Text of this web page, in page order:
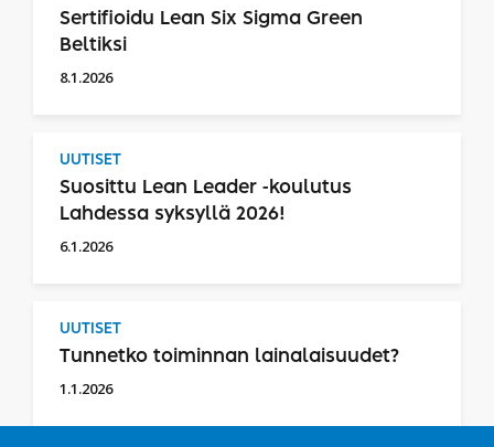
Sertifioidu Lean Six Sigma Green
Beltiksi
8.1.2026
UUTISET
Suosittu Lean Leader -koulutus
Lahdessa syksyllä 2026!
6.1.2026
UUTISET
Tunnetko toiminnan lainalaisuudet?
1.1.2026